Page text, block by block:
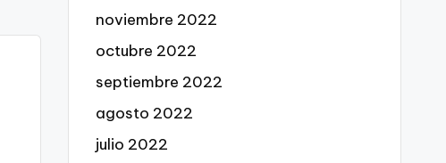
noviembre 2022
octubre 2022
septiembre 2022
agosto 2022
julio 2022